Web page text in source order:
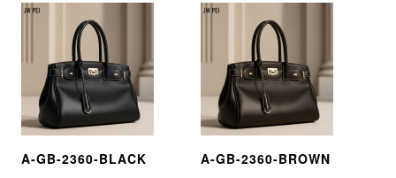
A-GB-2360-BLACK A-GB-2360-BROWN